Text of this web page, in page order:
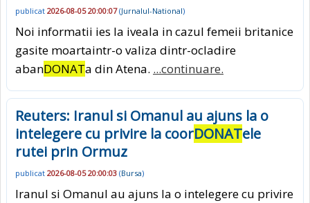
publicat 2026-08-05 20:00:07(Jurnalul-National)
Noi informatii ies la iveala in cazul femeii britanice
gasite moartaintr-o valiza dintr-ocladire
abanDONATa din Atena. ...continuare.
Reuters: Iranul si Omanul au ajuns la o
intelegere cu privire la coorDONATele
rutei prin Ormuz
publicat 2026-08-05 20:00:03 (Bursa)
Iranul si Omanul au ajuns la o intelegere cu privire